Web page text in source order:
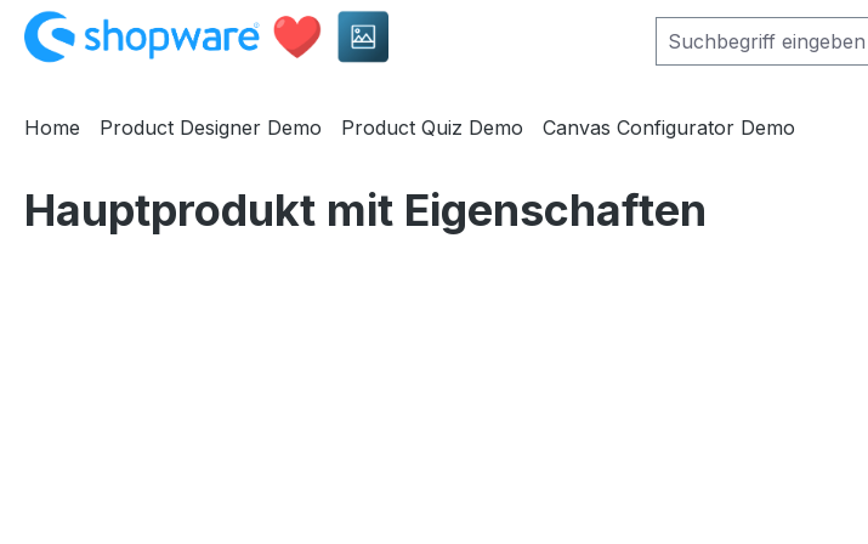
Zur Hauptnavigation springen
Home Product Designer Demo Product Quiz Demo Canvas Configurator Demo
Hauptprodukt mit Eigenschaften